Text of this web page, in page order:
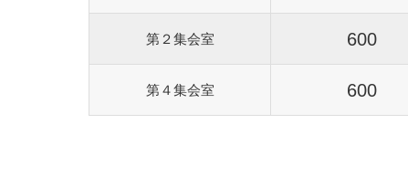
第２集会室 600
第４集会室 600